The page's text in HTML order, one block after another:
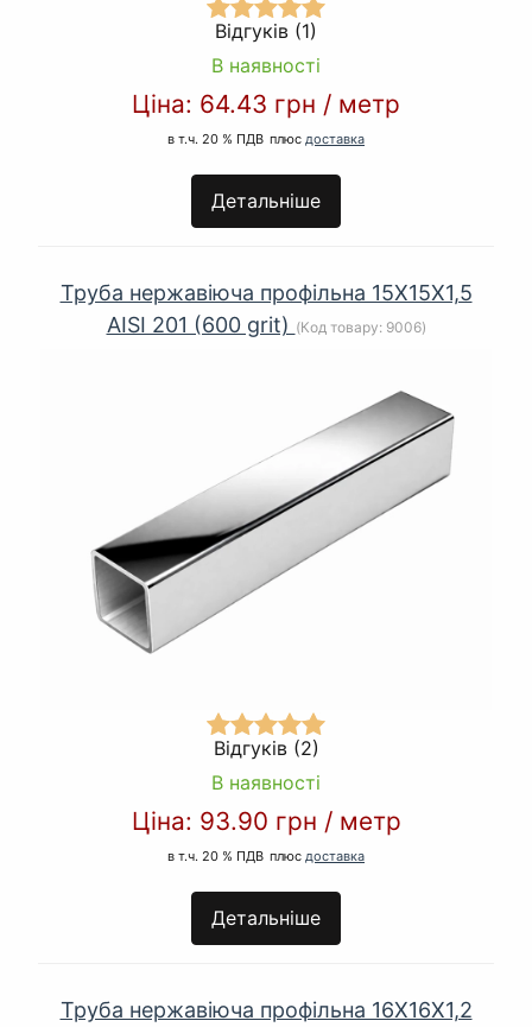
Відгуків (1)
В наявності
Ціна: 64.43 грн / метр
в т.ч. 20 % ПДВ плюс доставка
Детальніше
Труба нержавіюча профільна 15Х15Х1,5
AISI 201 (600 grit) (Код товару: 9006)
Відгуків (2)
В наявності
Ціна: 93.90 грн / метр
в т.ч. 20 % ПДВ плюс доставка
Детальніше
Труба нержавіюча профільна 16Х16Х1,2